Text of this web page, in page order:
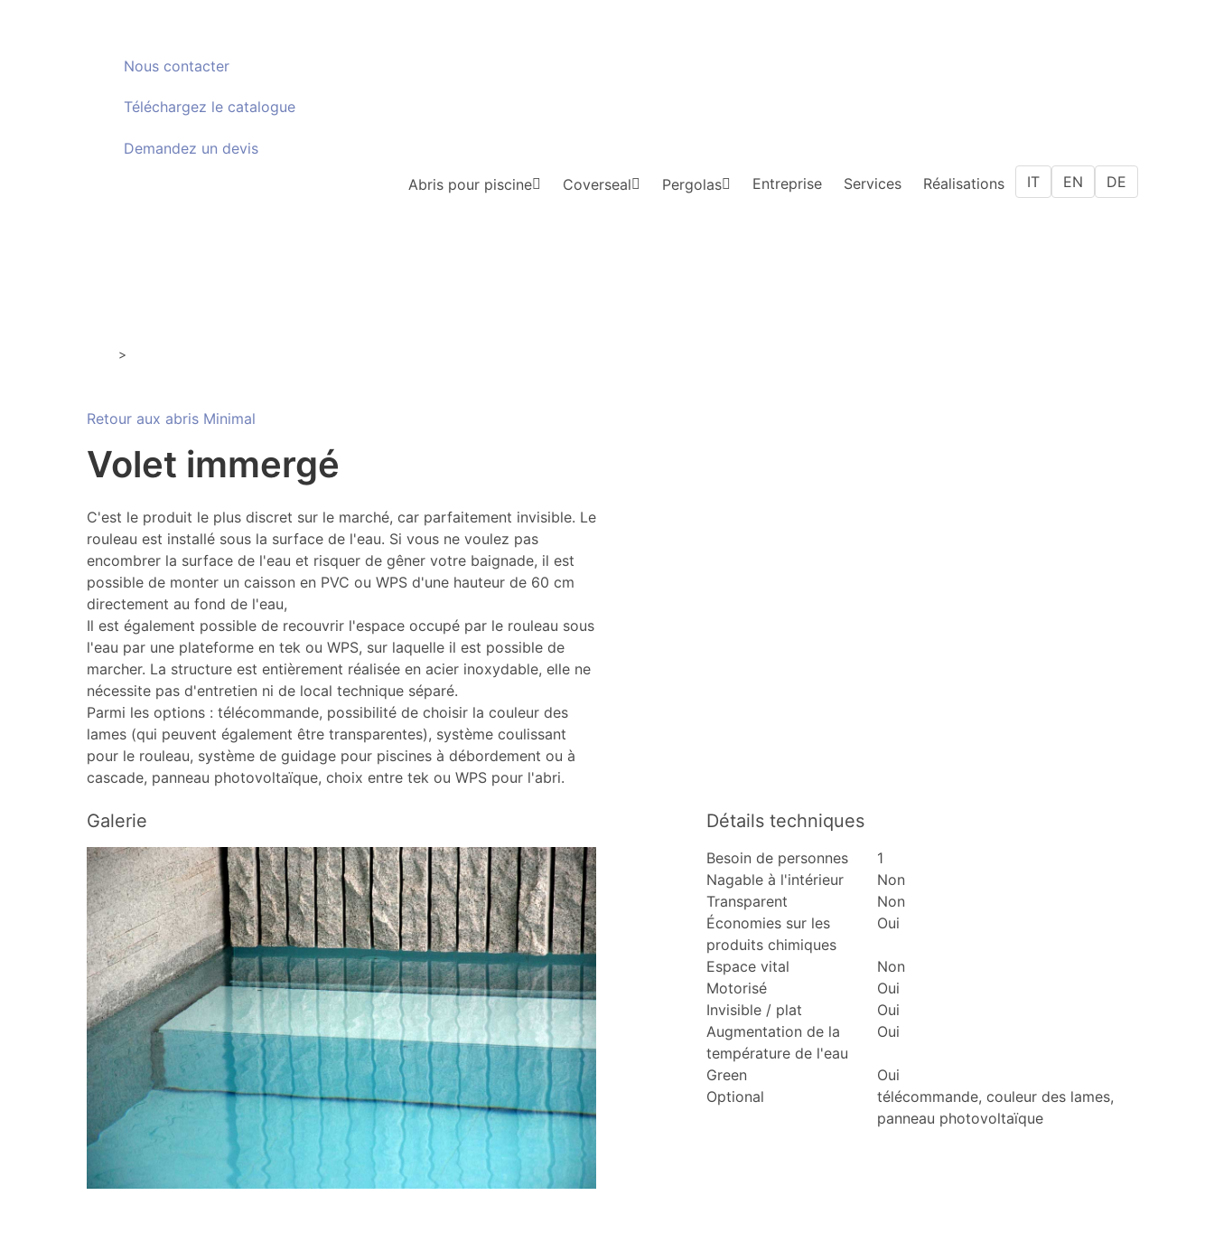
Nous contacter
Téléchargez le catalogue
Demandez un devis
Abris pour piscine Coverseal Pergolas Entreprise Services Réalisations IT EN DE
>
Retour aux abris Minimal
Volet immergé
C'est le produit le plus discret sur le marché, car parfaitement invisible. Le
rouleau est installé sous la surface de l'eau. Si vous ne voulez pas
encombrer la surface de l'eau et risquer de gêner votre baignade, il est
possible de monter un caisson en PVC ou WPS d'une hauteur de 60 cm
directement au fond de l'eau,
Il est également possible de recouvrir l'espace occupé par le rouleau sous
l'eau par une plateforme en tek ou WPS, sur laquelle il est possible de
marcher. La structure est entièrement réalisée en acier inoxydable, elle ne
nécessite pas d'entretien ni de local technique séparé.
Parmi les options : télécommande, possibilité de choisir la couleur des
lames (qui peuvent également être transparentes), système coulissant
pour le rouleau, système de guidage pour piscines à débordement ou à
cascade, panneau photovoltaïque, choix entre tek ou WPS pour l'abri.
Galerie Détails techniques
Besoin de personnes
1
Nagable à l'intérieur
Non
Transparent
Non
Économies sur les
produits chimiques
Oui
Espace vital
Non
Motorisé
Oui
Invisible / plat
Oui
Augmentation de la
température de l'eau
Oui
Green
Oui
Optional
télécommande, couleur des lames,
panneau photovoltaïque